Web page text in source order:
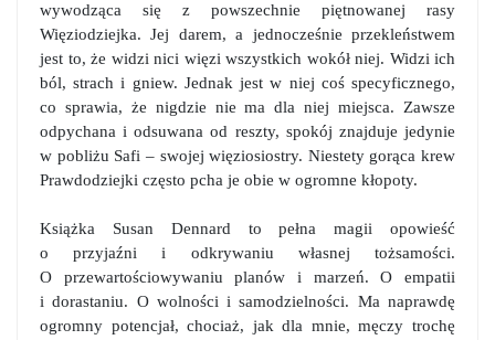
wywodząca się z powszechnie piętnowanej rasy
Więziodziejka. Jej darem, a jednocześnie przekleństwem
jest to, że widzi nici więzi wszystkich wokół niej. Widzi ich
ból, strach i gniew. Jednak jest w niej coś specyficznego,
co sprawia, że nigdzie nie ma dla niej miejsca. Zawsze
odpychana i odsuwana od reszty, spokój znajduje jedynie
w pobliżu Safi – swojej więziosiostry. Niestety gorąca krew
Prawdodziejki często pcha je obie w ogromne kłopoty.
Książka Susan Dennard to pełna magii opowieść
o przyjaźni i odkrywaniu własnej tożsamości.
O przewartościowywaniu planów i marzeń. O empatii
i dorastaniu. O wolności i samodzielności. Ma naprawdę
ogromny potencjał, chociaż, jak dla mnie, męczy trochę